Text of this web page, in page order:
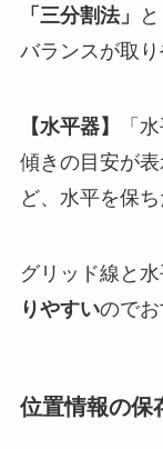
「三分割法」
バランスが取り
【水平器】
「
傾きの目安が
ど、水平を保
グリッド線と
りやすいのでお
位置情報の保